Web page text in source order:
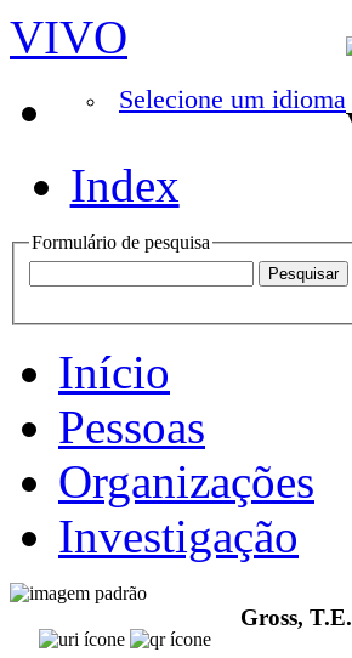
VIVO
Selecione um idioma
Index
Formulário de pesquisa
Início
Pessoas
Organizações
Investigação
Gross, T.E.